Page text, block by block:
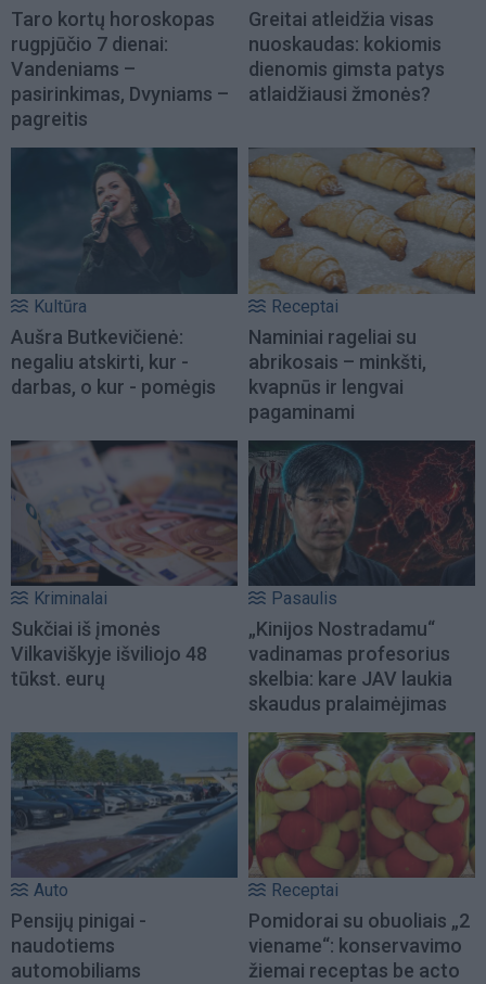
Taro kortų horoskopas
rugpjūčio 7 dienai:
Vandeniams –
pasirinkimas, Dvyniams –
pagreitis
Greitai atleidžia visas
nuoskaudas: kokiomis
dienomis gimsta patys
atlaidžiausi žmonės?
Kultūra
Aušra Butkevičienė:
negaliu atskirti, kur -
darbas, o kur - pomėgis
Receptai
Naminiai rageliai su
abrikosais – minkšti,
kvapnūs ir lengvai
pagaminami
Kriminalai
Sukčiai iš įmonės
Vilkaviškyje išviliojo 48
tūkst. eurų
Pasaulis
„Kinijos Nostradamu“
vadinamas profesorius
skelbia: kare JAV laukia
skaudus pralaimėjimas
Auto
Pensijų pinigai -
naudotiems
automobiliams
Receptai
Pomidorai su obuoliais „2
viename“: konservavimo
žiemai receptas be acto